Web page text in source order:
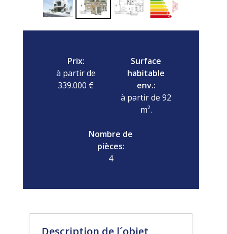
Prix:
à partir de
339.000 €
Surface
habitable
env.:
à partir de 92
m².
Nombre de
pièces:
4
Description de l´objet